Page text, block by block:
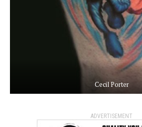
Cecil Porter
ADVERTISEMENT